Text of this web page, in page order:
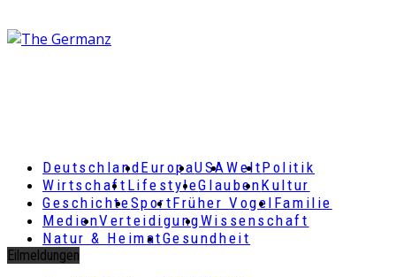
DeutschlandEuropaUSAWeltPolitik
Wirtschaft LifestyleGlaubenKultur
GeschichteSportFrüher Vogel Familie
MedienVerteidigungWissenschaft
Natur & HeimatGesundheit
Eilmeldungen